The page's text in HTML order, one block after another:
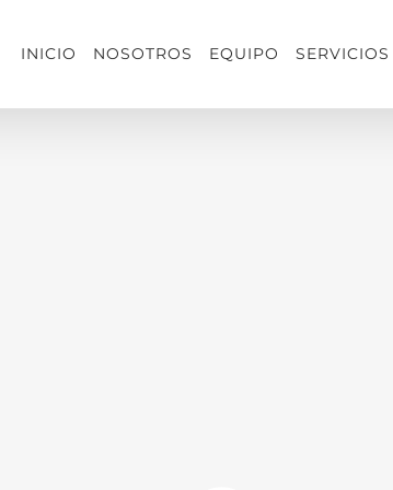
INICIO NOSOTROS EQUIPO SERVICIOS